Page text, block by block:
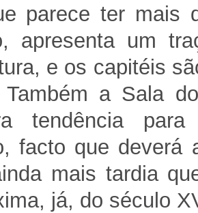
parece ter mais
apresenta um
e os capitéis
Também a Sala
tendência
facto que deverá
mais tardia
já, do século